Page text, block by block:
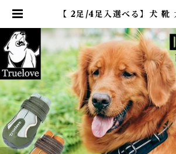
【 2足/4足入選べる】犬 靴
ジックテープ 散歩 夏 冬 防
ード 防水 スポーツ フレン
ック フレブル 介護 足 怪我
ケア 小型犬 中型犬 大型
ve TLS3963 ITEM035 | Dear
KM ❤︎フレンチブルドッ